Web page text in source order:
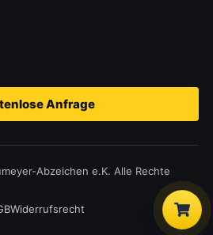
Anfrage
Abzeichen e.K. Alle Rechte
Widerrufsrecht